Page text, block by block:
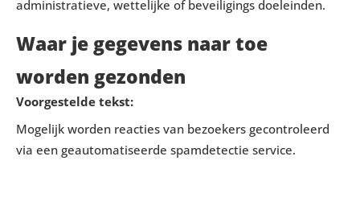
administratieve, wettelijke of beveiligings doeleinden.
Waar je gegevens naar toe
worden gezonden
Voorgestelde tekst:
Mogelijk worden reacties van bezoekers gecontroleerd
via een geautomatiseerde spamdetectie service.